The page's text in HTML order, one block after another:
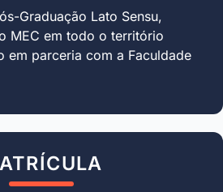
Graduação Lato Sensu,
MEC em todo o território
em parceria com a Faculdade